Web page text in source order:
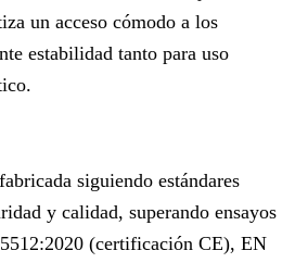
un acceso cómodo a los
estabilidad tanto para uso
siguiendo estándares
y calidad, superando ensayos
(certificación CE), EN